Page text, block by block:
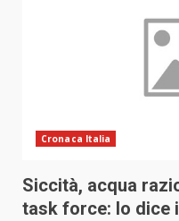
Cronaca Italia
Siccità, acqua
task force: lo dice